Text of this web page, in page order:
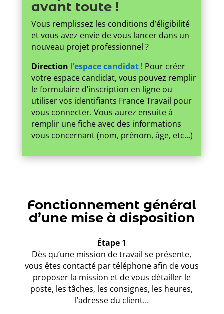
avant toute !
Vous remplissez les conditions d’éligibilité
et vous avez envie de vous lancer dans un
nouveau projet professionnel ?
Direction l’espace candidat ! Pour créer
votre espace candidat, vous pouvez remplir
le formulaire d’inscription en ligne ou
utiliser vos identifiants France Travail pour
vous connecter. Vous aurez ensuite à
remplir une fiche avec des informations
vous concernant (nom, prénom, âge, etc…)
Fonctionnement général
d’une mise à disposition
Étape 1
Dès qu’une mission de travail se présente,
vous êtes contacté par téléphone afin de vous
proposer la mission et de vous détailler le
poste, les tâches, les consignes, les heures,
l’adresse du client…